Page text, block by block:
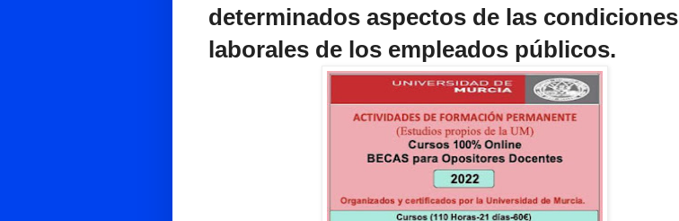
determinados aspectos de las condiciones
laborales de los empleados públicos.